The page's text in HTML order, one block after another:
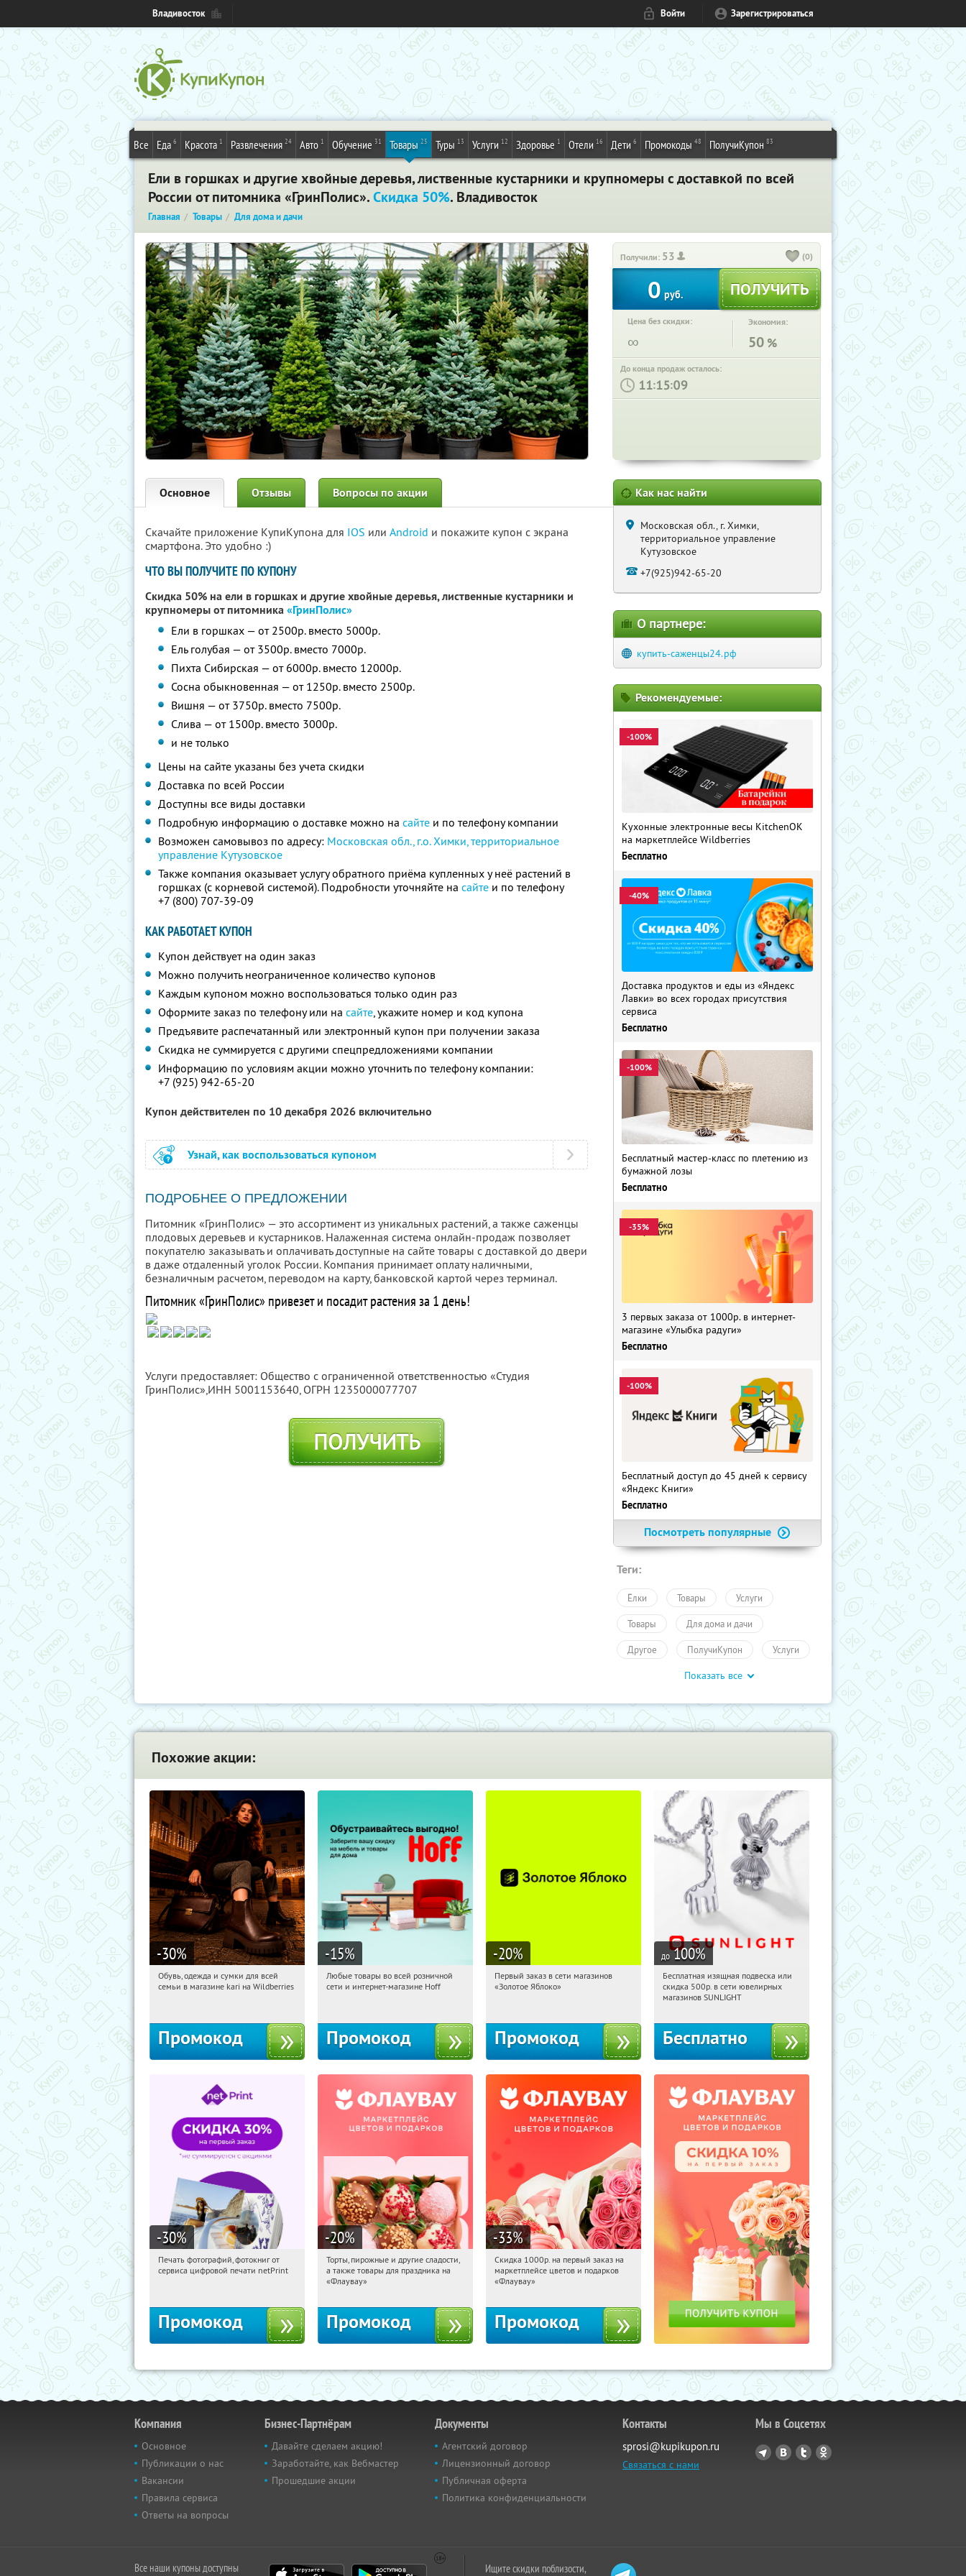
Владивосток Войти Зарегистрироваться
Все Еда 6 Красота 1 Развлечения 24 Авто 1 Обучение 31 Товары 25 Туры 13 Услуги 12 Здоровье 1 Отели 16 Дети 6 Промокоды 48 ПолучиКупон 83
Ели в горшках и другие хвойные деревья, лиственные кустарники и крупномеры с доставкой по всей
России от питомника «ГринПолис».Скидка 50%. Владивосток
Главная Товары Для дома и дачи
Получили: 53 (0)
0 руб.
Цена без скидки:
∞
Экономия:
50 %
До конца продаж осталось:
: :
Основное Отзывы Вопросы по акции
Скачайте приложение КупиКупона для IOS или Android и покажите купон с экрана
смартфона. Это удобно :)
ЧТО ВЫ ПОЛУЧИТЕ ПО КУПОНУ
Скидка 50% на ели в горшках и другие хвойные деревья, лиственные кустарники и
крупномеры от питомника«ГринПолис»
Ели в горшках — от 2500р. вместо 5000р.
Ель голубая — от 3500р. вместо 7000р.
Пихта Сибирская — от 6000р. вместо 12000р.
Сосна обыкновенная — от 1250р. вместо 2500р.
Вишня — от 3750р. вместо 7500р.
Слива — от 1500р. вместо 3000р.
и не только
Цены на сайте указаны без учета скидки
Доставка по всей России
Доступны все виды доставки
Подробную информацию о доставке можно на сайте и по телефону компании
Возможен самовывоз по адресу: Московская обл., г.о. Химки, территориальное
управление Кутузовское
Также компания оказывает услугу обратного приёма купленных у неё растений в
горшках (с корневой системой). Подробности уточняйте на сайте и по телефону
+7 (800) 707-39-09
КАК РАБОТАЕТ КУПОН
Купон действует на один заказ
Можно получить неограниченное количество купонов
Каждым купоном можно воспользоваться только один раз
Оформите заказ по телефону или на сайте, укажите номер и код купона
Предъявите распечатанный или электронный купон при получении заказа
Скидка не суммируется с другими спецпредложениями компании
Информацию по условиям акции можно уточнить по телефону компании:
+7 (925) 942-65-20
Купон действителен по 10 декабря 2026 включительно
Узнай, как воспользоваться купоном
ПОДРОБНЕЕ О ПРЕДЛОЖЕНИИ
Питомник «ГринПолис» — это ассортимент из уникальных растений, а также саженцы
плодовых деревьев и кустарников. Налаженная система онлайн-продаж позволяет
покупателю заказывать и оплачивать доступные на сайте товары с доставкой до двери
в даже отдаленный уголок России. Компания принимает оплату наличными,
безналичным расчетом, переводом на карту, банковской картой через терминал.
Питомник «ГринПолис» привезет и посадит растения за 1 день!
Услуги предоставляет: Общество с ограниченной ответственностью «Студия
ГринПолис»,ИНН 5001153640, ОГРН 1235000077707
ПОЛУЧИТЬ
Как нас найти
Московская обл., г. Химки,
территориальное управление
Кутузовское
+7(925)942-65-20
О партнере:
купить-саженцы24.рф
Рекомендуемые:
-100%
Кухонные электронные весы KitchenOK
на маркетплейсе Wildberries
Бесплатно
-40%
Доставка продуктов и еды из «Яндекс
Лавки» во всех городах присутствия
сервиса
Бесплатно
-100%
Бесплатный мастер-класс по плетению из
бумажной лозы
Бесплатно
-35%
3 первых заказа от 1000р. в интернет-
магазине «Улыбка радуги»
Бесплатно
-100%
Бесплатный доступ до 45 дней к сервису
«Яндекс Книги»
Бесплатно
Посмотреть популярные
Теги:
Ёлки Товары Услуги
Товары Для дома и дачи
Другое ПолучиКупон Услуги
Показать все
Похожие акции:
-30%
14:15:05 Получили:
Обувь, одежда и сумки для всей
семьи в магазине kari на Wildberries
Промокод
-15%
14:15:05 Получили:
Любые товары во всей розничной
сети и интернет-магазине Hoff
Промокод
-20%
14:15:05
Получи первым!
Первый заказ в сети магазинов
«Золотое Яблоко»
Промокод
до 100%
14:15:05 Получили:
Россия
Бесплатная изящная подвеска или
скидка 500р. в сети ювелирных
магазинов SUNLIGHT
Бесплатно
-30%
14:15:05 Получили:
Печать фотографий, фотокниг от
сервиса цифровой печати netPrint
Промокод
-20%
14:15:05 Получили:
Россия
Торты, пирожные и другие сладости,
а также товары для праздника на
«Флаувау»
Промокод
-33%
14:15:05 Получили:
Россия
Скидка 1000р. на первый заказ на
маркетплейсе цветов и подарков
«Флаувау»
Промокод
Компания
Основное
Публикации о нас
Вакансии
Правила сервиса
Ответы на вопросы
Бизнес-Партнёрам
Давайте сделаем акцию!
Заработайте, как Вебмастер
Прошедшие акции
Документы
Агентский договор
Лицензионный договор
Публичная оферта
Политика конфиденциальности
Контакты
sprosi@kupikupon.ru
Связаться с нами
Мы в Соцсетях
Все наши купоны доступны
Ищите скидки поблизости,